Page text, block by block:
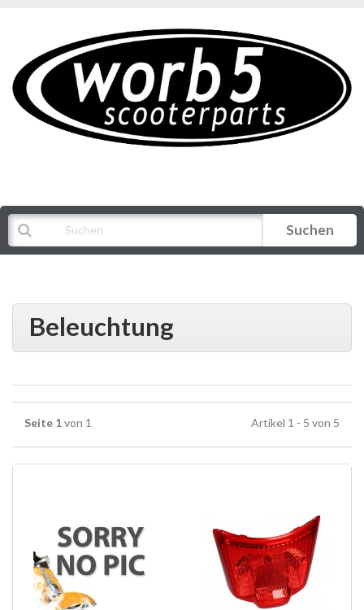
Suchen
Beleuchtung
Seite 1von 1 Artikel 1 - 5 von 5